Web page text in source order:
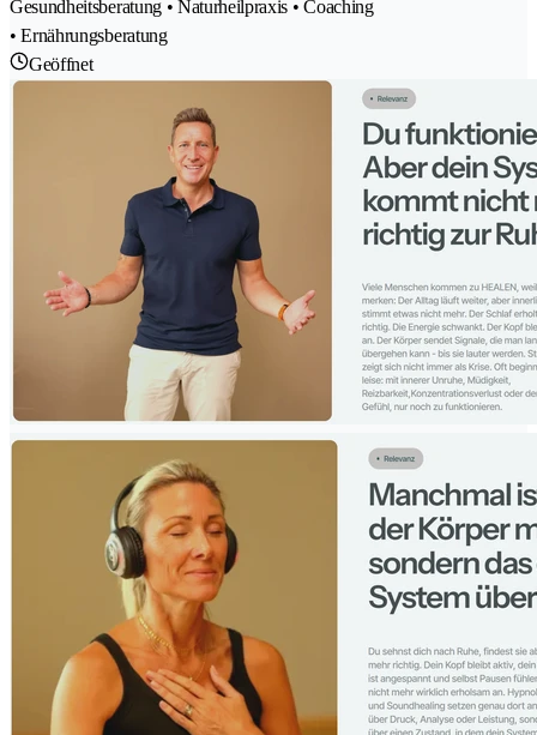
Gesundheitsberatung • Naturheilpraxis • Coaching
• Ernährungsberatung
Geöffnet